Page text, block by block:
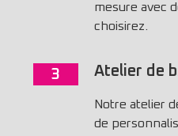
mesure avec
choisirez.
3 Atelier de
Notre atelier
de